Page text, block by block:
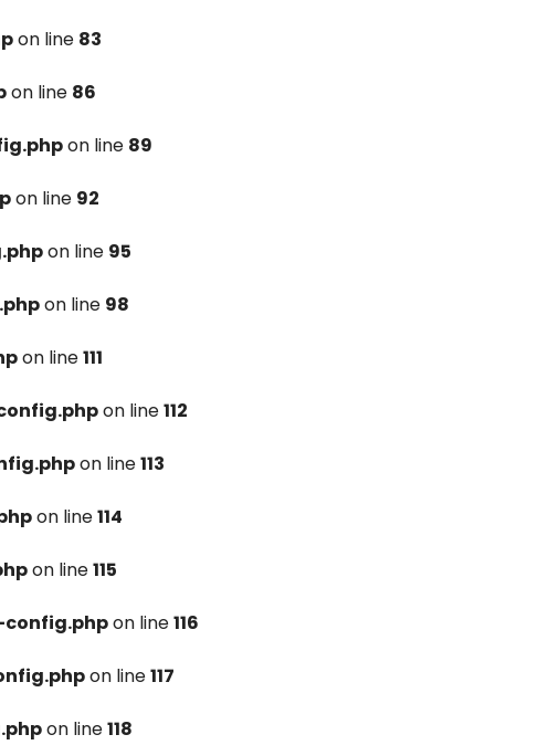
on line 83
on line 86
on line 89
on line 92
on line 95
on line 98
on line111
on line112
on line113
on line114
on line115
on line116
on line117
on line118